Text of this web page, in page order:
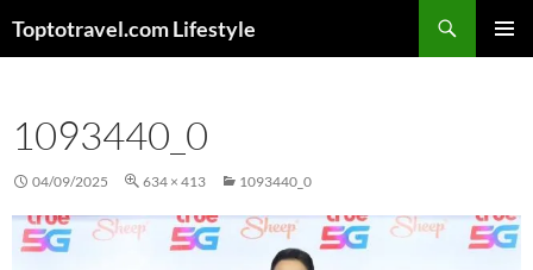
Toptotravel.com Lifestyle
1093440_0
04/09/2025 634 × 413 1093440_0